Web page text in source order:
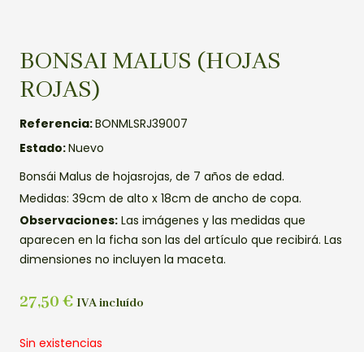
BONSAI MALUS (HOJAS
ROJAS)
Referencia:BONMLSRJ39007
Estado:Nuevo
Bonsái Malus de hojasrojas, de 7 años de edad.
Medidas: 39cm de alto x 18cm de ancho de copa.
Observaciones: Las imágenes y las medidas que
aparecen en la ficha son las del artículo que recibirá. Las
dimensiones no incluyen la maceta.
27,50 € IVA incluído
Sin existencias